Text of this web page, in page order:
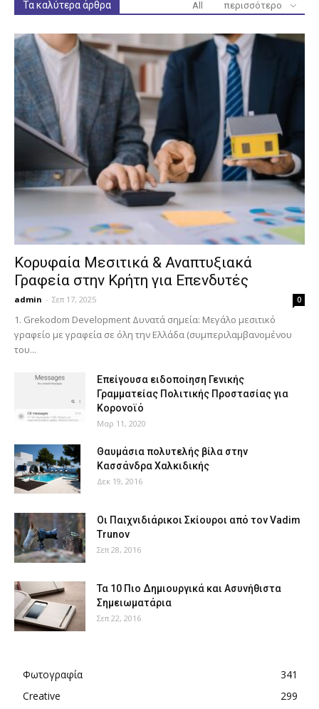
Τα καλύτερα άρθρα All περισσότερο
Κορυφαία Μεσιτικά & Αναπτυξιακά
Γραφεία στην Κρήτη για Επενδυτές
admin - Σεπ 17, 2025 0
1. Grekodom Development Δυνατά σημεία: Μεγάλο μεσιτικό
γραφείο με γραφεία σε όλη την Ελλάδα (συμπεριλαμβανομένου
του...
Επείγουσα ειδοποίηση Γενικής
Γραμματείας Πολιτικής Προστασίας για
Κορονοϊό
Μαρ 11, 2020
Θαυμάσια πολυτελής βίλα στην
Κασσάνδρα Χαλκιδικής
Δεκ 19, 2016
Οι Παιχνιδιάρικοι Σκίουροι από τον Vadim
Trunov
Σεπ 28, 2016
Τα 10 Πιο Δημιουργικά και Ασυνήθιστα
Σημειωματάρια
Σεπ 22, 2016
Φωτογραφία
341
Creative
299